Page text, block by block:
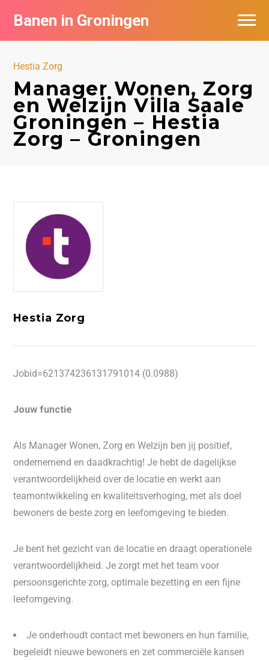
Banen in Groningen
Hestia Zorg
Manager Wonen, Zorg
en Welzijn Villa Saale
Groningen – Hestia
Zorg – Groningen
Hestia Zorg
Jobid=621374236131791014 (0.0988)
Jouw functie
Als Manager Wonen, Zorg en Welzijn ben jij positief,
ondernemend en daadkrachtig! Je hebt de dagelijkse
verantwoordelijkheid over de locatie en werkt aan
teamontwikkeling en kwaliteitsverhoging, met als doel
bewoners de beste zorg en leefomgeving te bieden.
Je bent het gezicht van de locatie en draagt operationele
verantwoordelijkheid. Je zorgt met het team voor
persoonsgerichte zorg, optimale bezetting en een fijne
leefomgeving.
Je onderhoudt contact met bewoners en hun familie,
begeleidt nieuwe bewoners en zet commerciële kansen
Vacatures per bedrijf
De populairste vacatures in Groningen
Nieuwsbrief feed